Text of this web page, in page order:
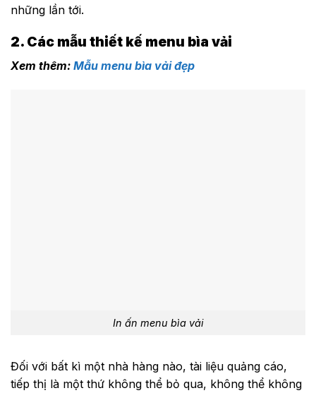
những lần tới.
2. Các mẫu thiết kế menu bìa vải
Xem thêm: Mẫu menu bìa vải đẹp
In ấn menu bìa vải
Đối với bất kì một nhà hàng nào, tài liệu quảng cáo,
tiếp thị là một thứ không thể bỏ qua, không thể không